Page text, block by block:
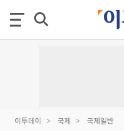
이투데이 국제 국제일반